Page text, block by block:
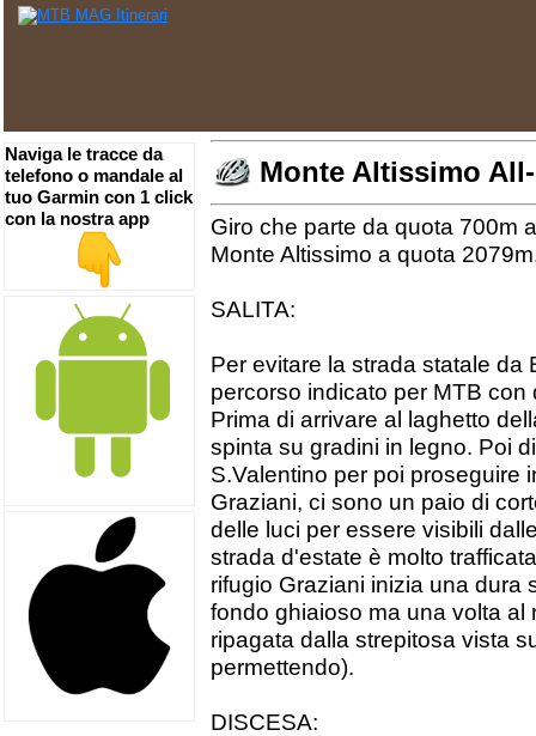
Monte Altissimo
Giro che parte da quota 700m
Monte Altissimo a quota
SALITA:
Per evitare la strada statale
percorso indicato per MTB
Prima di arrivare al laghetto
spinta su gradini in legno. Poi
S.Valentino per poi proseguire
Graziani, ci sono un paio di
delle luci per essere visibili
strada d'estate è molto
rifugio Graziani inizia una dura
fondo ghiaioso ma una volta al
ripagata dalla strepitosa vista
permettendo).
DISCESA:
Naviga le tracce da
telefono o mandale al
tuo Garmin con 1 click
con la nostra app